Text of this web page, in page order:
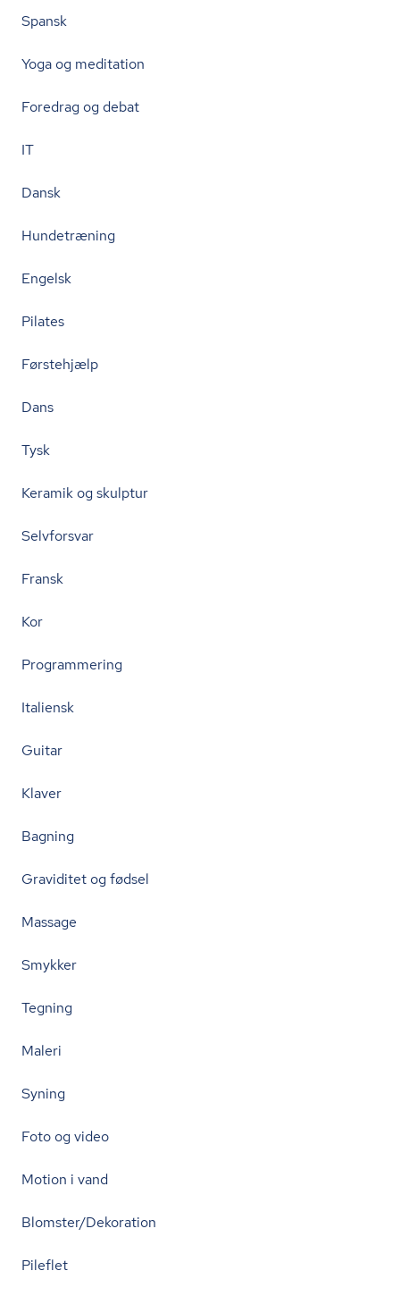
Spansk
Yoga og meditation
Foredrag og debat
IT
Dansk
Hundetræning
Engelsk
Pilates
Førstehjælp
Dans
Tysk
Keramik og skulptur
Selvforsvar
Fransk
Kor
Programmering
Italiensk
Guitar
Klaver
Bagning
Graviditet og fødsel
Massage
Smykker
Tegning
Maleri
Syning
Foto og video
Motion i vand
Blomster/Dekoration
Pileflet